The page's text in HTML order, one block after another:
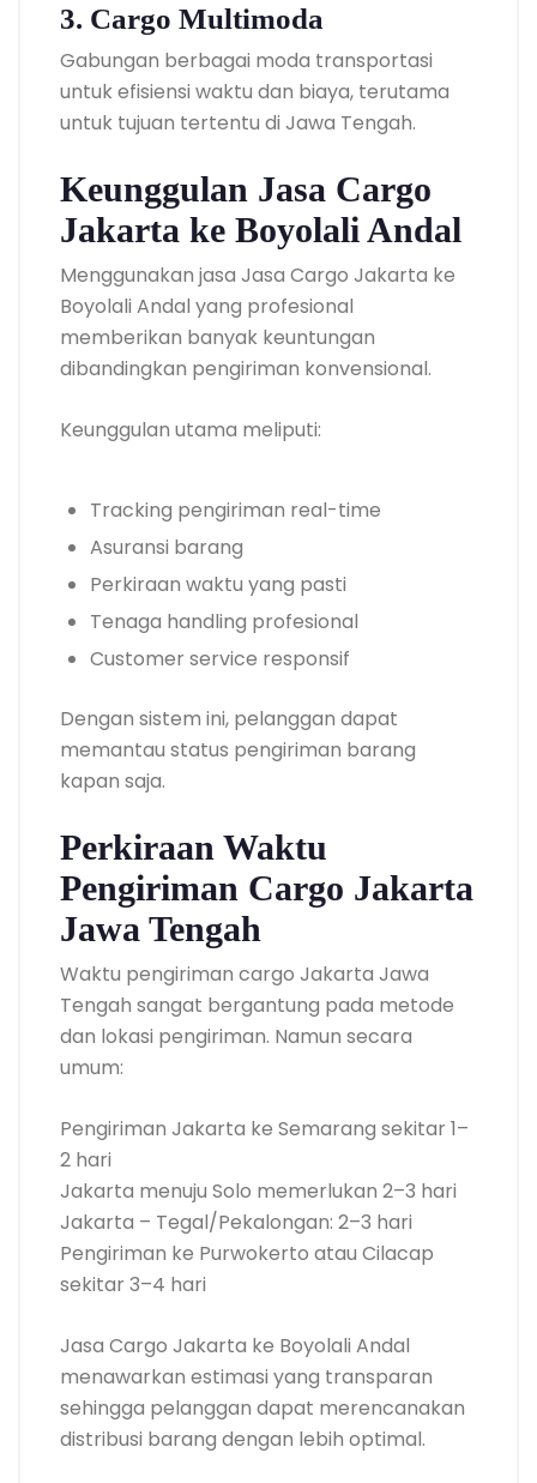
3. Cargo Multimoda
Gabungan berbagai moda transportasi
untuk efisiensi waktu dan biaya, terutama
untuk tujuan tertentu di Jawa Tengah.
Keunggulan Jasa Cargo
Jakarta ke Boyolali Andal
Menggunakan jasa Jasa Cargo Jakarta ke
Boyolali Andal yang profesional
memberikan banyak keuntungan
dibandingkan pengiriman konvensional.
Keunggulan utama meliputi:
Tracking pengiriman real-time
Asuransi barang
Perkiraan waktu yang pasti
Tenaga handling profesional
Customer service responsif
Dengan sistem ini, pelanggan dapat
memantau status pengiriman barang
kapan saja.
Perkiraan Waktu
Pengiriman Cargo Jakarta
Jawa Tengah
Waktu pengiriman cargo Jakarta Jawa
Tengah sangat bergantung pada metode
dan lokasi pengiriman. Namun secara
umum:
Pengiriman Jakarta ke Semarang sekitar 1–
2 hari
Jakarta menuju Solo memerlukan 2–3 hari
Jakarta – Tegal/Pekalongan: 2–3 hari
Pengiriman ke Purwokerto atau Cilacap
sekitar 3–4 hari
Jasa Cargo Jakarta ke Boyolali Andal
menawarkan estimasi yang transparan
sehingga pelanggan dapat merencanakan
distribusi barang dengan lebih optimal.